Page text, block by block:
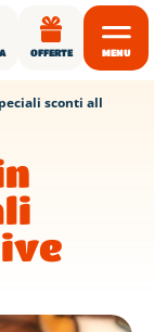
MENU
OFFERTE
sconti all